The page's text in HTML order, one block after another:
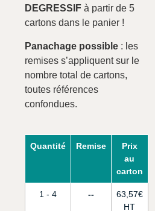
DEGRESSIFà partir de 5
cartons dans le panier !
Panachage possible: les
remises s’appliquent sur le
nombre total de cartons,
toutes références
confondues.
Quantité Remise
Prix
au
carton
1 - 4 - 63,57€